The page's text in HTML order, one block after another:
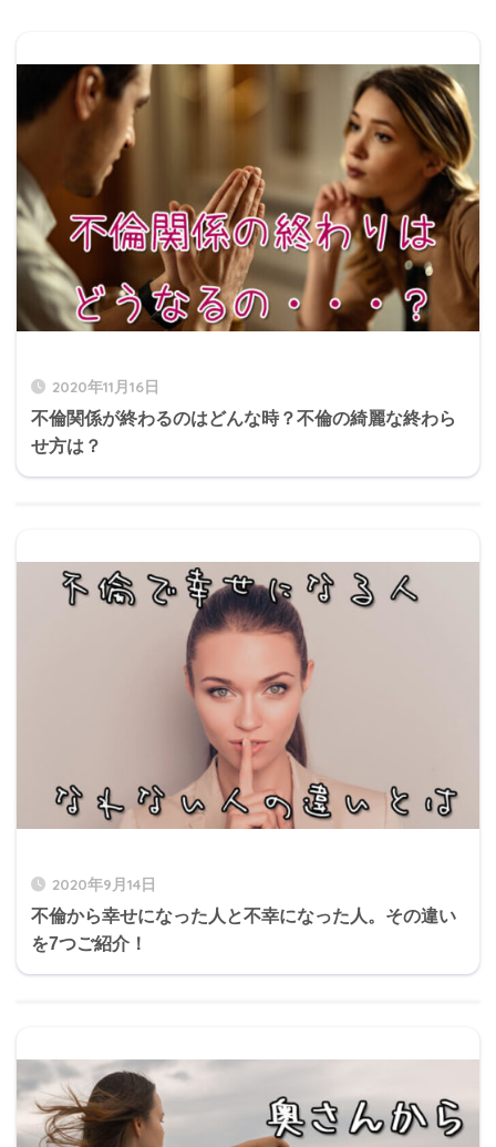
2020年11月16日
不倫関係が終わるのはどんな時？不倫の綺麗な終わら
せ方は？
2020年9月14日
不倫から幸せになった人と不幸になった人。その違い
を7つご紹介！